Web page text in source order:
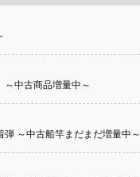
中古商品増量中～
弾 ～中古船竿まだまだ増量中～